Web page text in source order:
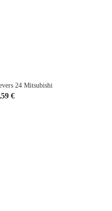
24 Mitsubishi
€